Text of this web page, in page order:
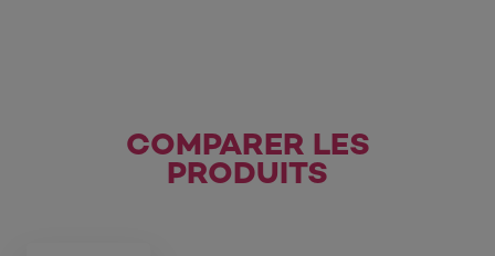
COMPARER LES
PRODUITS